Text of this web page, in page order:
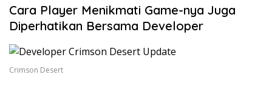
Cara Player Menikmati Game-nya Juga
Diperhatikan Bersama Developer
Crimson Desert